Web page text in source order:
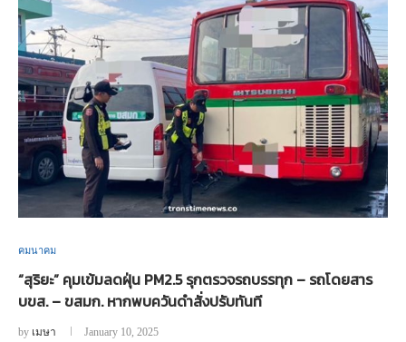
คมนาคม
“สุริยะ” คุมเข้มลดฝุ่น PM2.5 รุกตรวจรถบรรทุก – รถโดยสาร
บขส. – ขสมก. หากพบควันดำสั่งปรับทันที
by เมษา January 10, 2025